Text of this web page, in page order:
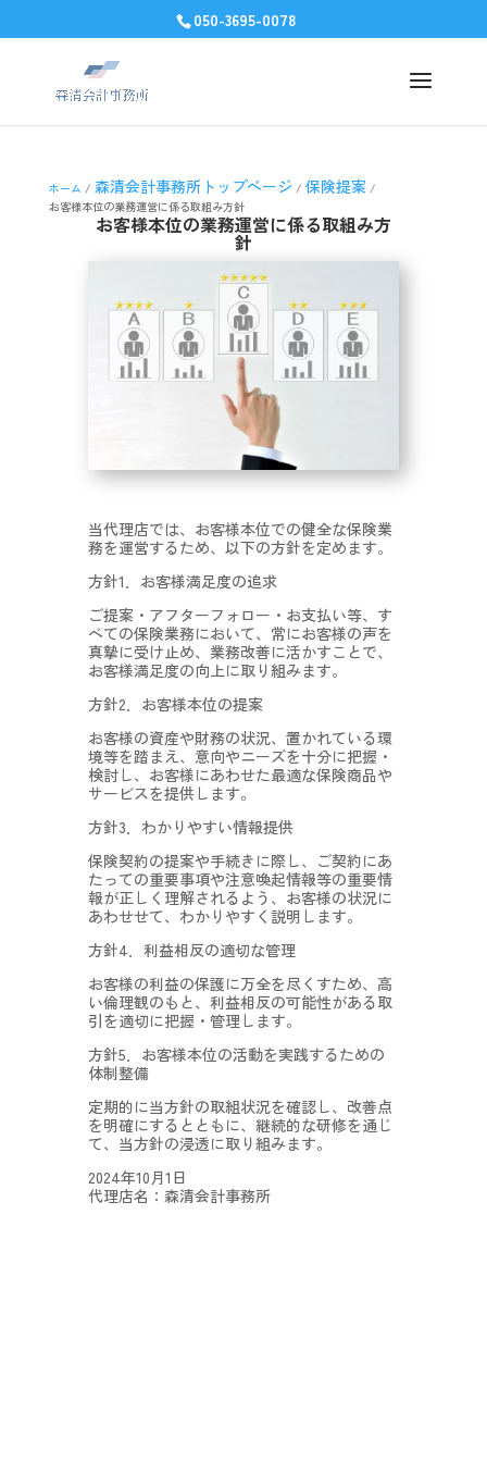
050-3695-0078
ホーム / 森清会計事務所トップページ / 保険提案 /
お客様本位の業務運営に係る取組み方針
お客様本位の業務運営に係る取組み方
針
当代理店では、お客様本位での健全な保険業
務を運営するため、以下の方針を定めます。
方針1．お客様満足度の追求
ご提案・アフターフォロー・お支払い等、す
べての保険業務において、常にお客様の声を
真摯に受け止め、業務改善に活かすことで、
お客様満足度の向上に取り組みます。
方針2．お客様本位の提案
お客様の資産や財務の状況、置かれている環
境等を踏まえ、意向やニーズを十分に把握・
検討し、お客様にあわせた最適な保険商品や
サービスを提供します。
方針3．わかりやすい情報提供
保険契約の提案や手続きに際し、ご契約にあ
たっての重要事項や注意喚起情報等の重要情
報が正しく理解されるよう、お客様の状況に
あわせせて、わかりやすく説明します。
方針4．利益相反の適切な管理
お客様の利益の保護に万全を尽くすため、高
い倫理観のもと、利益相反の可能性がある取
引を適切に把握・管理します。
方針5．お客様本位の活動を実践するための
体制整備
定期的に当方針の取組状況を確認し、改善点
を明確にするとともに、継続的な研修を通じ
て、当方針の浸透に取り組みます。
2024年10月1日
代理店名：森清会計事務所